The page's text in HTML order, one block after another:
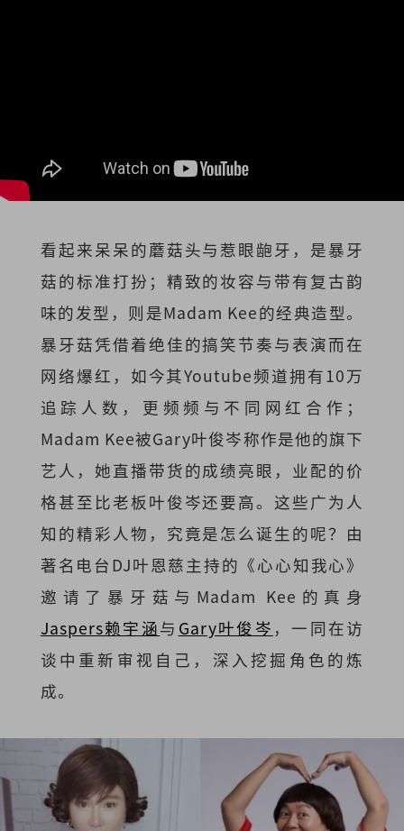
看起来呆呆的蘑菇头与惹眼龅牙，是暴牙
菇的标准打扮；精致的妆容与带有复古韵
味的发型，则是Madam Kee的经典造型。
暴牙菇凭借着绝佳的搞笑节奏与表演而在
网络爆红，如今其Youtube频道拥有10万
追踪人数，更频频与不同网红合作；
Madam Kee被Gary叶俊岑称作是他的旗下
艺人，她直播带货的成绩亮眼，业配的价
格甚至比老板叶俊岑还要高。这些广为人
知的精彩人物，究竟是怎么诞生的呢？由
著名电台DJ叶恩慈主持的《心心知我心》
邀请了暴牙菇与Madam Kee的真身
Jaspers赖宇涵与 Gary叶俊岑 ，一同在访
谈中重新审视自己，深入挖掘角色的炼
成。